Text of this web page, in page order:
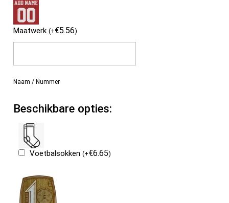
Maatwerk(+€5.56)
Naam / Nummer
Beschikbare opties:
Voetbalsokken(+€6.65)